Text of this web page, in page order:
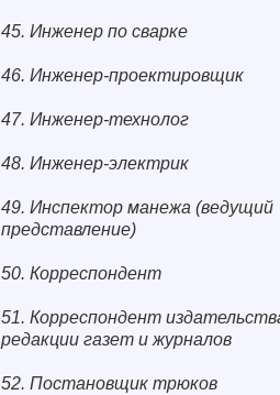
45. Инженер по сварке
46. Инженер-проектировщик
47. Инженер-технолог
48. Инженер-электрик
49. Инспектор манежа (ведущий
представление)
50. Корреспондент
51. Корреспондент
редакции газет и журналов
52. Постановщик трюков